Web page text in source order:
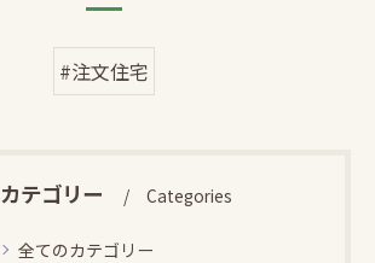
#注文住宅
カテゴリー Categories
全てのカテゴリー